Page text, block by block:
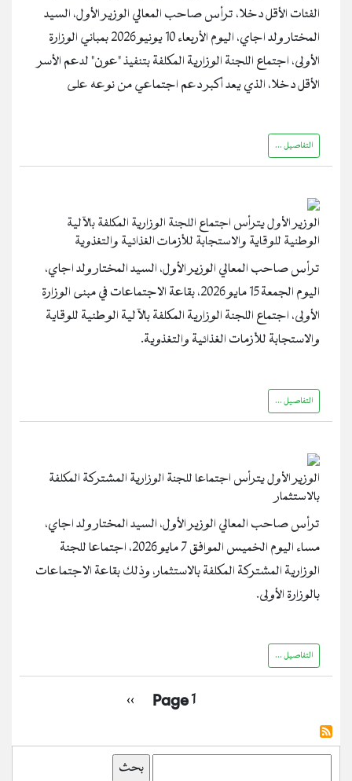
الفئات الأقل دخلا، ترأس صاحب المعالي الوزير الأول، السيد
المختار ولد اجاي، اليوم الأربعاء 10 يونيو 2026 بمباني الوزارة
الأولى، اجتماع اللجنة الوزارية المكلفة بتنفيذ "عون" لدعم الأسر
الأقل دخلا، الذي يعد أكبر دعم اجتماعي من نوعه على
التفاصيل ...
الوزير الأول يترأس اجتماع اللجنة الوزارية المكلفة بالآلية
الوطنية للوقاية والاستجابة للأزمات الغذائية والتغذوية
ترأس صاحب المعالي الوزير الأول، السيد المختار ولد اجاي،
اليوم الجمعة 15 مايو 2026، بقاعة الاجتماعات في مبنى الوزارة
الأولى، اجتماع اللجنة الوزارية المكلفة بالآلية الوطنية للوقاية
والاستجابة للأزمات الغذائية والتغذوية.
التفاصيل ...
الوزير الأول يترأس اجتماعا للجنة الوزارية المشتركة المكلفة
بالاستثمار
ترأس صاحب المعالي الوزير الأول، السيد المختار ولد اجاي،
مساء اليوم الخميس الموافق 7 مايو 2026، اجتماعا للجنة
الوزارية المشتركة المكلفة بالاستثمار، وذلك بقاعة الاجتماعات
بالوزارة الأولى.
التفاصيل ...
Page 1
Next
››